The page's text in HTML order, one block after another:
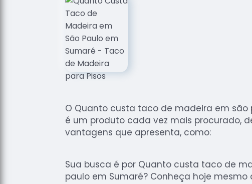
O Quanto custa taco de madeira em são
é um produto cada vez mais procurado,
vantagens que apresenta, como:
Sua busca é por Quanto custa taco de
paulo em Sumaré? Conheça hoje mesmo